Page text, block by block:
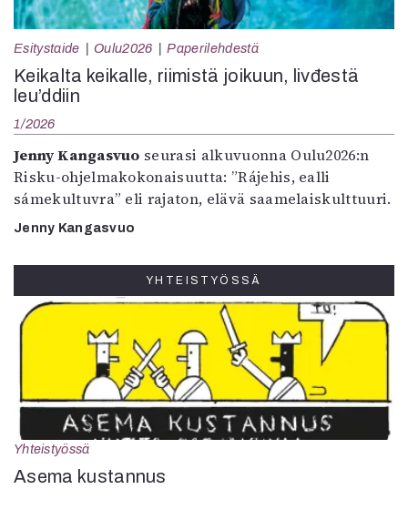
Esitystaide Oulu2026 Paperilehdestä
Keikalta keikalle, riimistä joikuun, livđestä
leu’ddiin
1/2026
Jenny Kangasvuo seurasi alkuvuonna Oulu2026:n
Risku-ohjelmakokonaisuutta: ”Rájehis, ealli
sámekultuvra” eli rajaton, elävä saamelaiskulttuuri.
Jenny Kangasvuo
YHTEISTYÖSSÄ
Yhteistyössä
Asema kustannus